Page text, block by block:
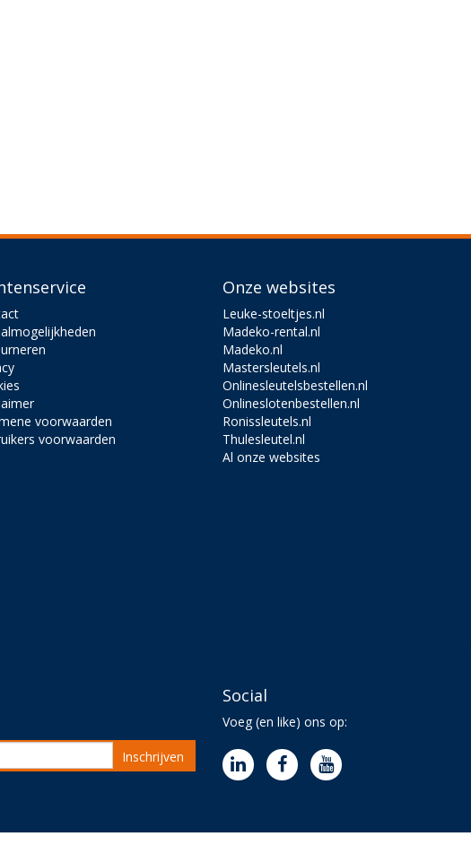
voorwaarden
voorwaarden
Onze websites
Leuke-stoeltjes.nl
Madeko-rental.nl
Madeko.nl
Mastersleutels.nl
Onlinesleutelsbestellen.nl
Onlineslotenbestellen.nl
Ronissleutels.nl
Thulesleutel.nl
Al onze websites
Inschrijven
Social
Voeg (en like) ons op: